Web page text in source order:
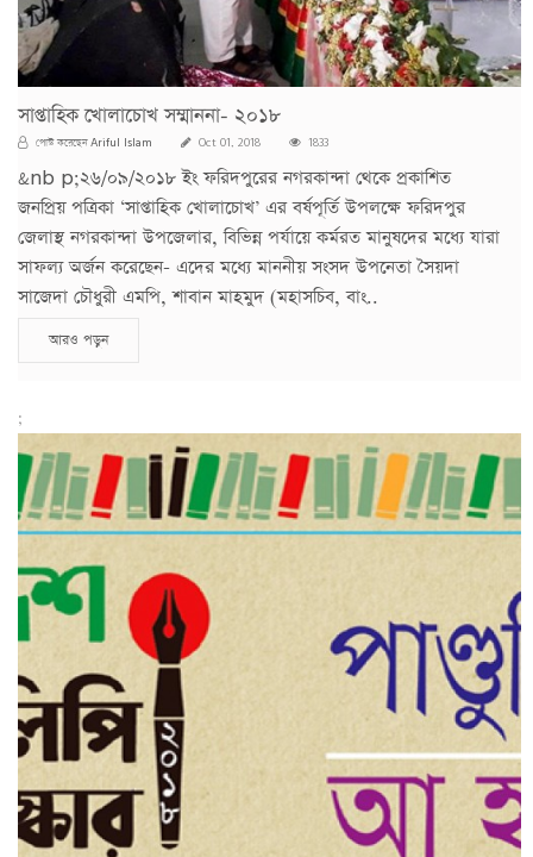
সাপ্তাহিক খোলাচোখ সম্মাননা- ২০১৮
পোস্ট করেছেনAriful Islam Oct 01, 2018 1833
&nb p;২৬/০৯/২০১৮ ইং ফরিদপুরের নগরকান্দা থেকে প্রকাশিত
জনপ্রিয় পত্রিকা ‘সাপ্তাহিক খোলাচোখ’ এর বর্ষপূর্তি উপলক্ষে ফরিদপুর
জেলাস্থ নগরকান্দা উপজেলার, বিভিন্ন পর্যায়ে কর্মরত মানুষদের মধ্যে যারা
সাফল্য অর্জন করেছেন- এদের মধ্যে মাননীয় সংসদ উপনেতা সৈয়দা
সাজেদা চৌধুরী এমপি, শাবান মাহমুদ (মহাসচিব, বাং..
আরও পড়ুন
;